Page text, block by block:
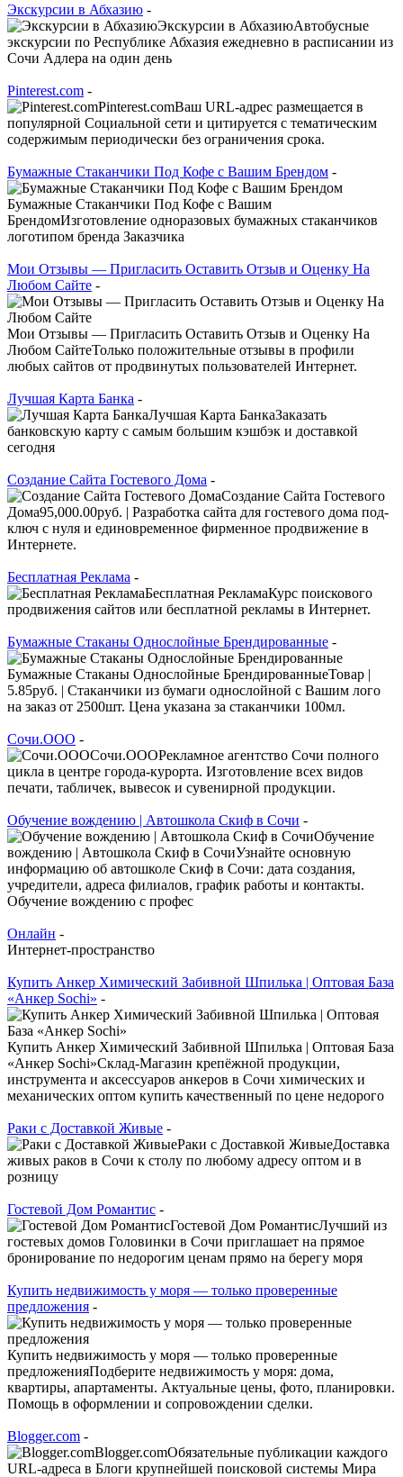
Экскурсии в Абхазию -
Экскурсии в АбхазиюАвтобусные
экскурсии по Республике Абхазия ежедневно в расписании из
Сочи Адлера на один день
Pinterest.com -
Pinterest.comВаш URL-адрес размещается в
популярной Социальной сети и цитируется с тематическим
содержимым периодически без ограничения срока.
Бумажные Стаканчики Под Кофе с Вашим Брендом -
Бумажные Стаканчики Под Кофе с Вашим
БрендомИзготовление одноразовых бумажных стаканчиков
логотипом бренда Заказчика
Мои Отзывы — Пригласить Оставить Отзыв и Оценку На
Любом Сайте -
Мои Отзывы — Пригласить Оставить Отзыв и Оценку На
Любом СайтеТолько положительные отзывы в профили
любых сайтов от продвинутых пользователей Интернет.
Лучшая Карта Банка -
Лучшая Карта БанкаЗаказать
банковскую карту с самым большим кэшбэк и доставкой
сегодня
Создание Сайта Гостевого Дома -
Создание Сайта Гостевого
Дома95,000.00руб. | Разработка сайта для гостевого дома под-
ключ с нуля и единовременное фирменное продвижение в
Интернете.
Бесплатная Реклама -
Бесплатная РекламаКурс поискового
продвижения сайтов или бесплатной рекламы в Интернет.
Бумажные Стаканы Однослойные Брендированные -
Бумажные Стаканы Однослойные БрендированныеТовар |
5.85руб. | Стаканчики из бумаги однослойной с Вашим лого
на заказ от 2500шт. Цена указана за стаканчики 100мл.
Сочи.ООО -
Сочи.ОООРекламное агентство Сочи полного
цикла в центре города-курорта. Изготовление всех видов
печати, табличек, вывесок и сувенирной продукции.
Обучение вождению | Автошкола Скиф в Сочи -
Обучение
вождению | Автошкола Скиф в СочиУзнайте основную
информацию об автошколе Скиф в Сочи: дата создания,
учредители, адреса филиалов, график работы и контакты.
Обучение вождению с профес
Онлайн -
Интернет-пространство
Купить Анкер Химический Забивной Шпилька | Оптовая База
«Анкер Sochi» -
Купить Анкер Химический Забивной Шпилька | Оптовая База
«Анкер Sochi»Склад-Магазин крепёжной продукции,
инструмента и аксессуаров анкеров в Сочи химических и
механических оптом купить качественный по цене недорого
Раки с Доставкой Живые -
Раки с Доставкой ЖивыеДоставка
живых раков в Сочи к столу по любому адресу оптом и в
розницу
Гостевой Дом Романтис -
Гостевой Дом РомантисЛучший из
гостевых домов Головинки в Сочи приглашает на прямое
бронирование по недорогим ценам прямо на берегу моря
Купить недвижимость у моря — только проверенные
предложения -
Купить недвижимость у моря — только проверенные
предложенияПодберите недвижимость у моря: дома,
квартиры, апартаменты. Актуальные цены, фото, планировки.
Помощь в оформлении и сопровождении сделки.
Blogger.com -
Blogger.comОбязательные публикации каждого
URL-адреса в Блоги крупнейшей поисковой системы Мира